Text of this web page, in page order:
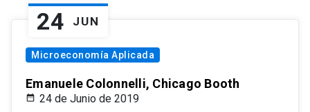
24 JUN
Microeconomía Aplicada
Emanuele Colonnelli, Chicago Booth
24 de Junio de 2019